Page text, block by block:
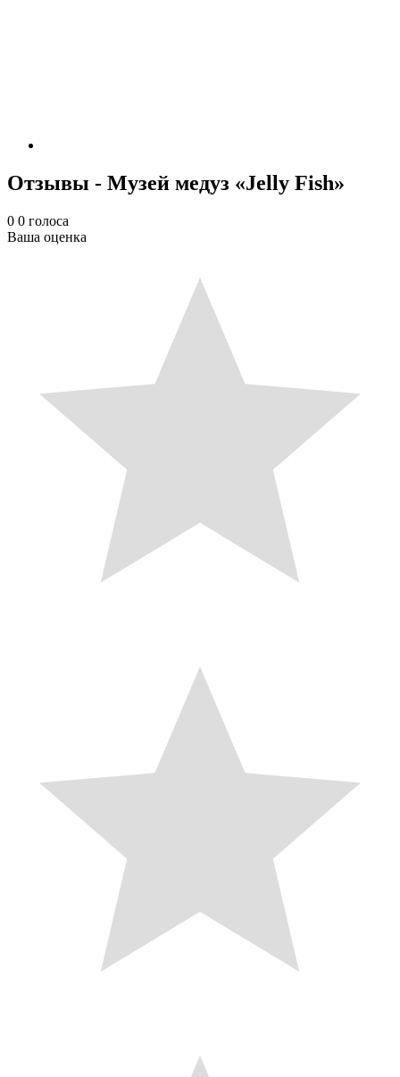
Отзывы - Музей медуз «Jelly Fish»
0 0 голоса
Ваша оценка